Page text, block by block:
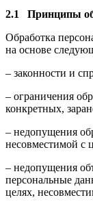
2.1 Принципы
Обработка
на основе
– законности и
– ограничения
конкретных,
– недопущения
несовместимой с
– недопущения
персональные
целях,